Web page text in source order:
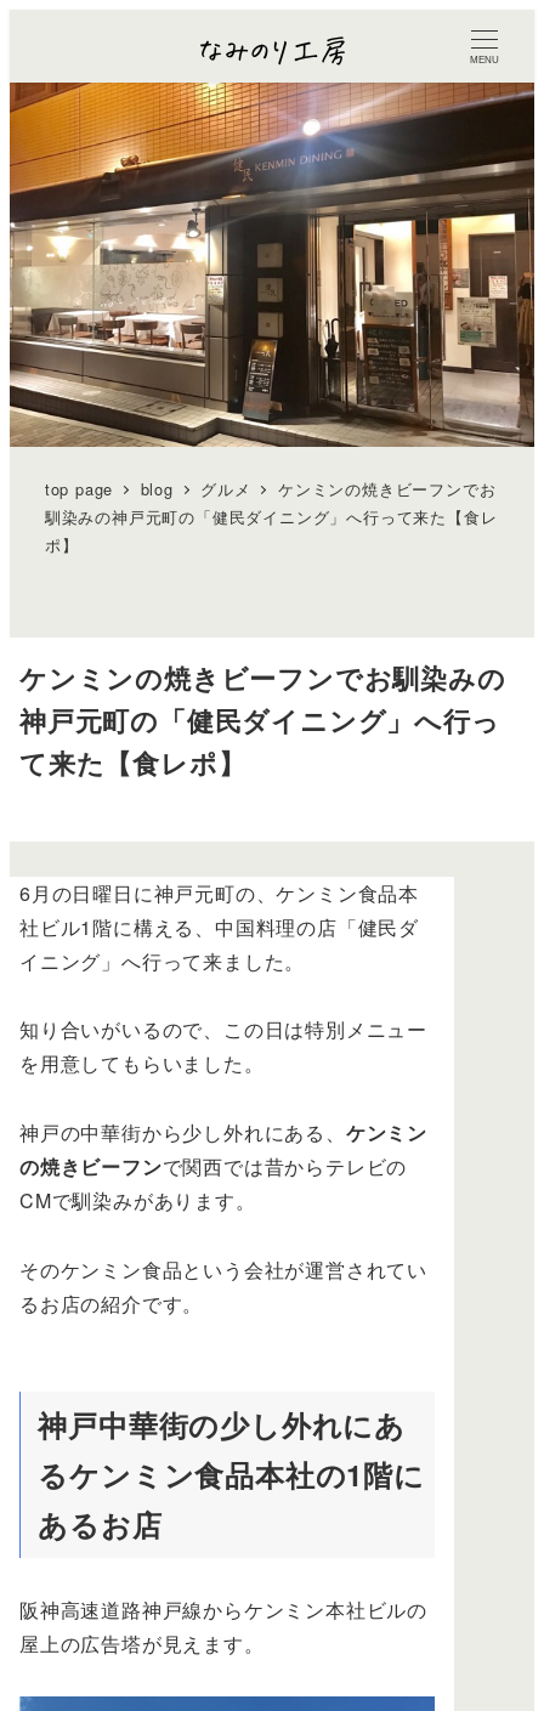
MENU
top page blog グルメ
ケンミンの焼きビーフンでお
馴染みの神戸元町の「健民ダイニング」へ行って来た【食レ
ポ】
ケンミンの焼きビーフンでお馴染みの
神戸元町の「健民ダイニング」へ行っ
て来た【食レポ】
6月の日曜日に神戸元町の、ケンミン食品本
社ビル1階に構える、中国料理の店「健民ダ
イニング」へ行って来ました。
知り合いがいるので、この日は特別メニュー
を用意してもらいました。
神戸の中華街から少し外れにある、 ケンミン
の焼きビーフンで関西では昔からテレビの
CMで馴染みがあります。
そのケンミン食品という会社が運営されてい
るお店の紹介です。
神戸中華街の少し外れにあ
るケンミン食品本社の1階に
あるお店
阪神高速道路神戸線からケンミン本社ビルの
屋上の広告塔が見えます。